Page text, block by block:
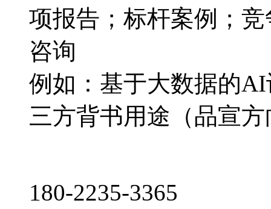
项报告；标杆案例；
咨询
例如：基于大数据的
三方背书用途（品宣
180-2235-3365